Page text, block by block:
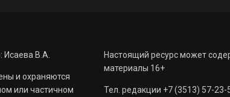
Исаева В.А.
и охраняются
или частичном
Настоящий ресурс может
материалы 16+
Тел. редакции +7 (3513) 57-23-